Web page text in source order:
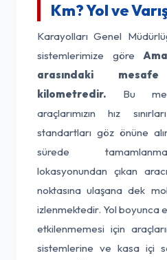
Km? Yol ve
Karayolları Genel
sistemlerimize göre
arasındaki
kilometredir. Bu
araçlarımızın hız
standartları göz önüne
sürede
lokasyonundan çıkan
noktasına ulaşana dek
izlenmektedir. Yol boyunca
etkilenmemesi için
sistemlerine ve kasa içi